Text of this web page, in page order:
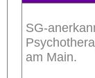
SG-
am Main.